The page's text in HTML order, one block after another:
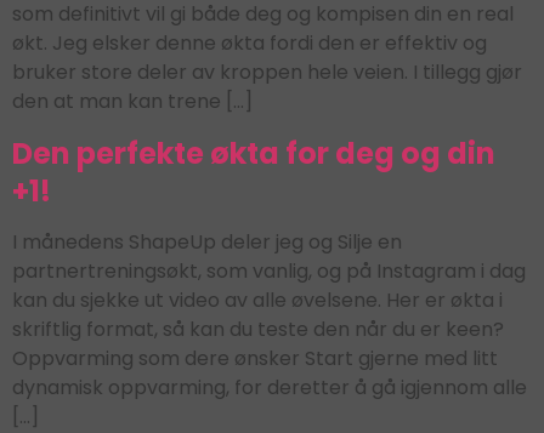
som definitivt vil gi både deg og kompisen din en real
økt. Jeg elsker denne økta fordi den er effektiv og
bruker store deler av kroppen hele veien. I tillegg gjør
den at man kan trene […]
Den perfekte økta for deg og din
+1!
I månedens ShapeUp deler jeg og Silje en
partnertreningsøkt, som vanlig, og på Instagram i dag
kan du sjekke ut video av alle øvelsene. Her er økta i
skriftlig format, så kan du teste den når du er keen?
Oppvarming som dere ønsker Start gjerne med litt
dynamisk oppvarming, for deretter å gå igjennom alle
[…]